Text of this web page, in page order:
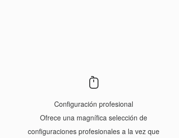
Configuración profesional
Ofrece una magnífica selección de
configuraciones profesionales a la vez que